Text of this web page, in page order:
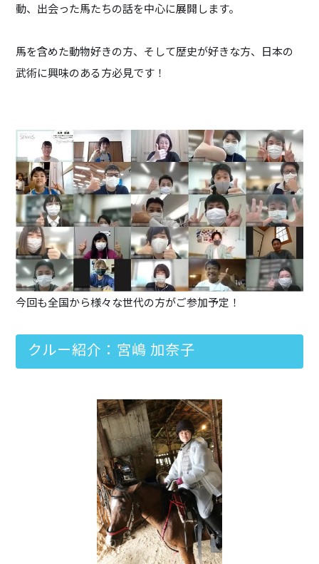
動、出会った馬たちの話を中心に展開します。
馬を含めた動物好きの方、そして歴史が好きな方、日本の
武術に興味のある方必見です！
今回も全国から様々な世代の方がご参加予定！
クルー紹介：宮嶋 加奈子